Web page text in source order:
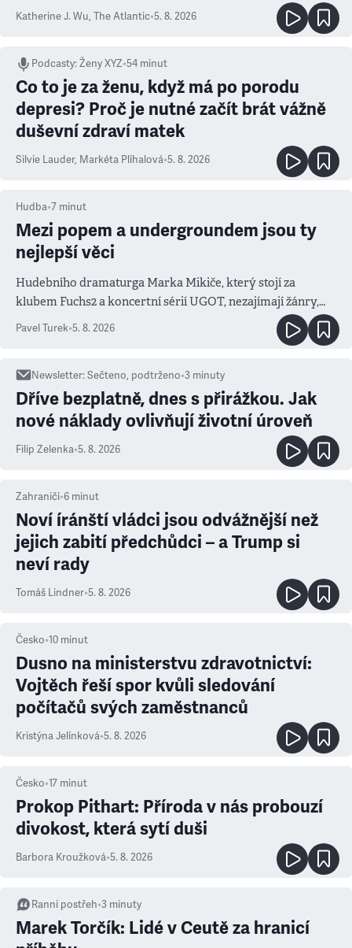
Katherine J. Wu, The Atlantic•5. 8. 2026
Podcasty:Ženy XYZ•54 minut
Co to je za ženu, když má po porodu
depresi? Proč je nutné začít brát vážně
duševní zdraví matek
Silvie Lauder, Markéta Plíhalová•5. 8. 2026
Hudba•7 minut
Mezi popem a undergroundem jsou ty
nejlepší věci
Hudebního dramaturga Marka Mikiče, který stojí za
klubem Fuchs2 a koncertní sérií UGOT, nezajímají žánry,
ale atmosféra
Pavel Turek•5. 8. 2026
Newsletter:Sečteno, podtrženo•3 minuty
Dříve bezplatně, dnes s přirážkou. Jak
nové náklady ovlivňují životní úroveň
Filip Zelenka•5. 8. 2026
Zahraničí•6 minut
Noví íránští vládci jsou odvážnější než
jejich zabití předchůdci – a Trump si
neví rady
Tomáš Lindner•5. 8. 2026
Česko•10 minut
Dusno na ministerstvu zdravotnictví:
Vojtěch řeší spor kvůli sledování
počítačů svých zaměstnanců
Kristýna Jelínková•5. 8. 2026
Česko•17 minut
Prokop Pithart: Příroda v nás probouzí
divokost, která sytí duši
Barbora Kroužková•5. 8. 2026
Ranní postřeh•3 minuty
Marek Torčík: Lidé v Ceutě za hranicí